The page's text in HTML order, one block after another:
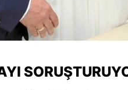
Mersin
İstanbul
Kars